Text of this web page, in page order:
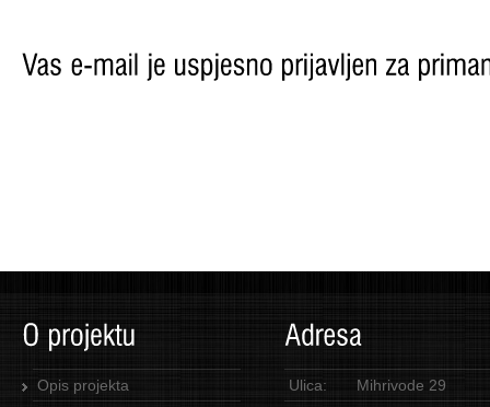
Opis projekta
Ulica:
Mihrivode 29